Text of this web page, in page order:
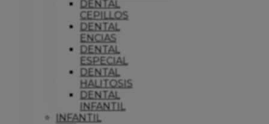
DENTAL
CEPILLOS
DENTAL
ENCIAS
DENTAL
ESPECIAL
DENTAL
HALITOSIS
DENTAL
INFANTIL
INFANTIL